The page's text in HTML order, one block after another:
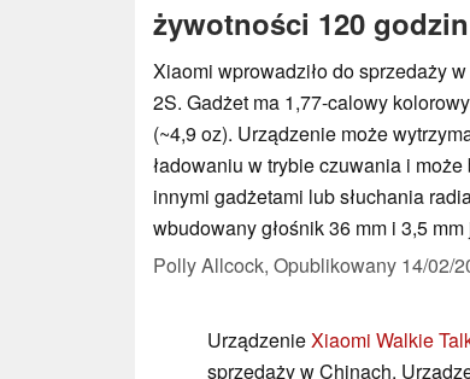
żywotności 120 godzin
Xiaomi wprowadziło do sprzedaży
2S. Gadżet ma 1,77-calowy
(~4,9 oz). Urządzenie może
ładowaniu w trybie czuwania i
innymi gadżetami lub słuchania
wbudowany głośnik 36 mm i 3,5
Polly Allcock, Opublikowany 14/02/
UrządzenieXiaomi Walkie
sprzedaży w Chinach.